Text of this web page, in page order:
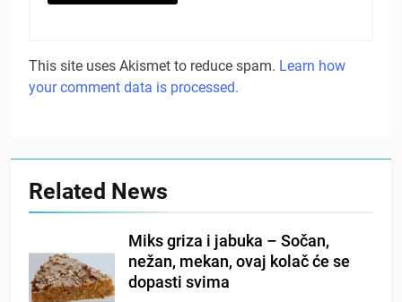
This site uses Akismet to reduce spam. Learn how
your comment data is processed.
Related News
Miks griza i jabuka – Sočan,
nežan, mekan, ovaj kolač će se
dopasti svima